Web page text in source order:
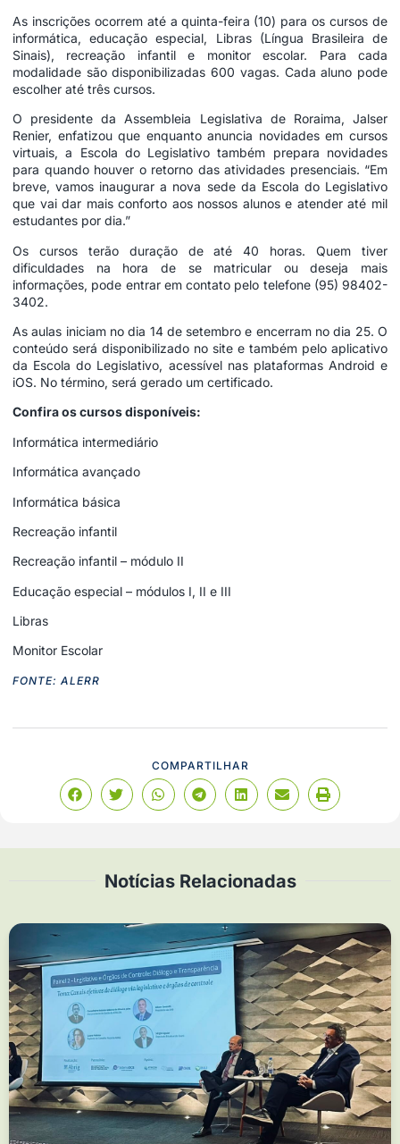
As inscrições ocorrem até a quinta-feira (10) para os cursos de
informática, educação especial, Libras (Língua Brasileira de
Sinais), recreação infantil e monitor escolar. Para cada
modalidade são disponibilizadas 600 vagas. Cada aluno pode
escolher até três cursos.
O presidente da Assembleia Legislativa de Roraima, Jalser
Renier, enfatizou que enquanto anuncia novidades em cursos
virtuais, a Escola do Legislativo também prepara novidades
para quando houver o retorno das atividades presenciais. “Em
breve, vamos inaugurar a nova sede da Escola do Legislativo
que vai dar mais conforto aos nossos alunos e atender até mil
estudantes por dia.”
Os cursos terão duração de até 40 horas. Quem tiver
dificuldades na hora de se matricular ou deseja mais
informações, pode entrar em contato pelo telefone (95) 98402-
3402.
As aulas iniciam no dia 14 de setembro e encerram no dia 25. O
conteúdo será disponibilizado no site e também pelo aplicativo
da Escola do Legislativo, acessível nas plataformas Android e
iOS. No término, será gerado um certificado.
Confira os cursos disponíveis:
Informática intermediário
Informática avançado
Informática básica
Recreação infantil
Recreação infantil – módulo II
Educação especial – módulos I, II e III
Libras
Monitor Escolar
FONTE: ALERR
COMPARTILHAR
Notícias Relacionadas